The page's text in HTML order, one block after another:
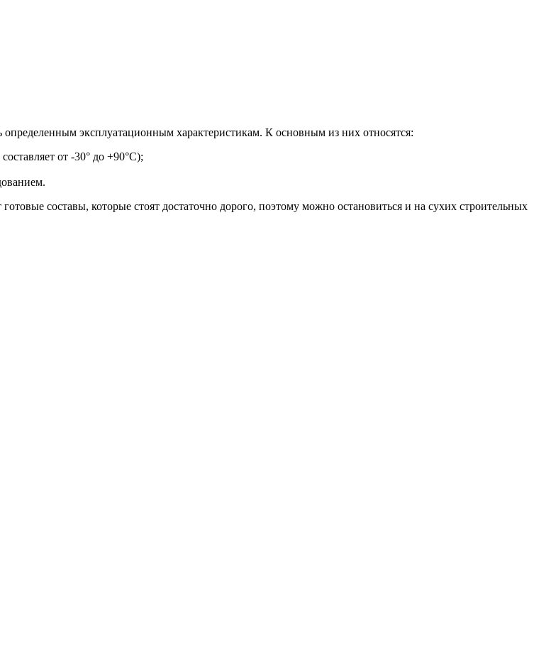
определенным эксплуатационным характеристикам. К основным из них относятся:
от -30° до +90°С);
составы, которые стоят достаточно дорого, поэтому можно остановиться и на сухих строительных